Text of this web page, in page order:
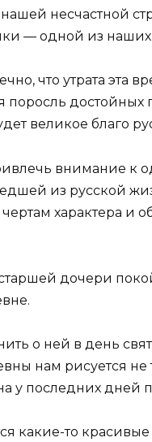
несчастной
— одной из
что утрата эта
поросль
великое благо
внимание к
из русской
характера и
дочери
о ней в день
нам рисуется не
у последних дней
какие-то